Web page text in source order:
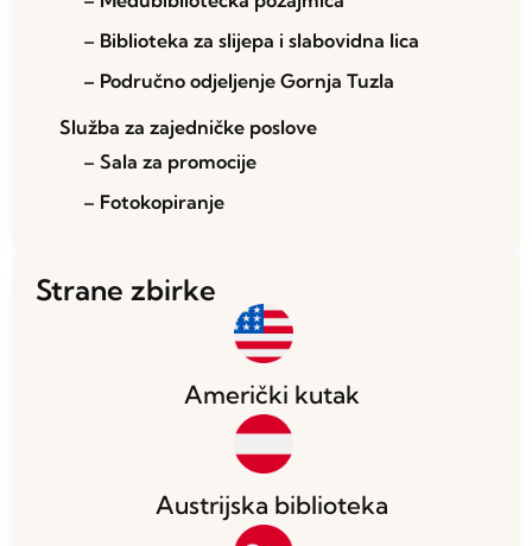
– Biblioteka za slijepa i slabovidna lica
– Područno odjeljenje Gornja Tuzla
Služba za zajedničke poslove
– Sala za promocije
– Fotokopiranje
Strane zbirke
Američki kutak
Austrijska biblioteka